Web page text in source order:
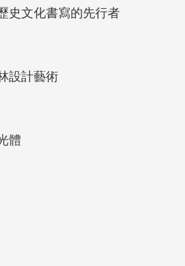
史文化書寫的先行者
設計藝術
體